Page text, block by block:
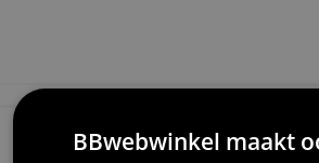
BBwebwinkel maakt